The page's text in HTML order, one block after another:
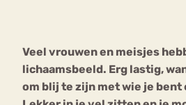
Veel vrouwen en meisjes
lichaamsbeeld. Erg lastig,
om blij te zijn met wie je bent
Forum
mia
Nerv
osa
Eetstoornis